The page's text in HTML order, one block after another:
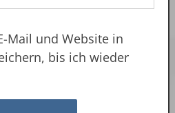
Mail und Website in
bis ich wieder